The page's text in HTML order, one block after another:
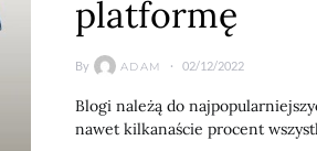
platformę
By ADAM 02/12/2022
Blogi należą do
nawet kilkanaście procent